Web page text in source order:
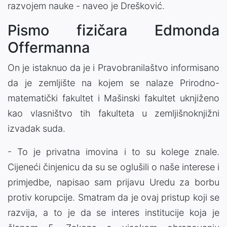
razvojem nauke - naveo je Drešković.
Pismo fizičara Edmonda
Offermanna
On je istaknuo da je i Pravobranilaštvo informisano
da je zemljište na kojem se nalaze Prirodno-
matematički fakultet i Mašinski fakultet uknjiženo
kao vlasništvo tih fakulteta u zemljišnoknjižni
izvadak suda.
- To je privatna imovina i to su kolege znale.
Cijeneći činjenicu da su se oglušili o naše interese i
primjedbe, napisao sam prijavu Uredu za borbu
protiv korupcije. Smatram da je ovaj pristup koji se
razvija, a to je da se interes institucije koja je